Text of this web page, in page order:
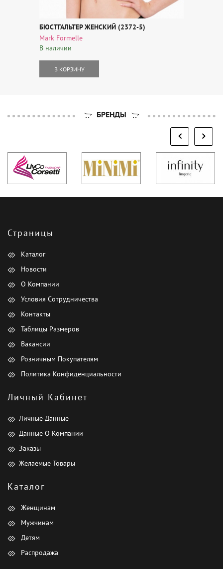
БЮСТГАЛЬТЕР ЖЕНСКИЙ (2372-5)
Mark Formelle
В наличии
В КОРЗИНУ
БРЕНДЫ
Страницы
Каталог
Новости
О Компании
Условия Сотрудничества
Контакты
Таблицы Размеров
Вакансии
Розничным Покупателям
Политика Конфиденциальности
Личный Кабинет
Личные Данные
Данные О Компании
Заказы
Желаемые Товары
Каталог
Женщинам
Мужчинам
Детям
Распродажа